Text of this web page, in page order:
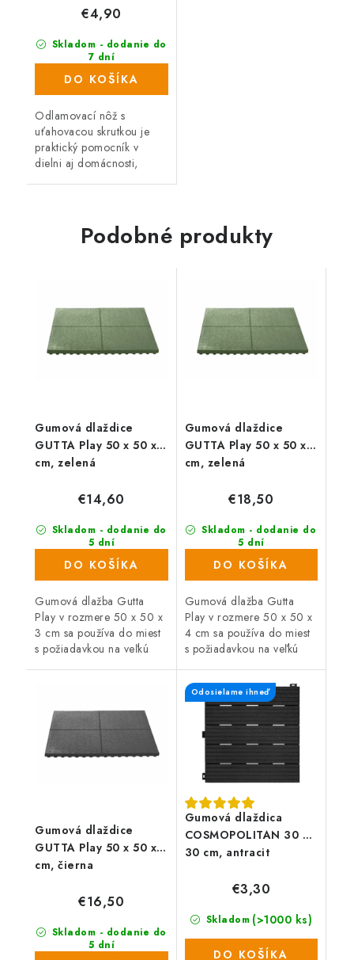
Skladom - dodanie do
7 dní
(67 ks)
€4,90
DO KOŠÍKA
Odlamovací nôž s
uťahovacou skrutkou je
praktický pomocník v
dielni aj domácnosti,
Podobné produkty
Gumová dlaždice
GUTTA Play 50 x 50 x 3
cm, zelená
Skladom - dodanie do
5 dní
(65 ks)
€14,60
DO KOŠÍKA
Gumová dlažba Gutta
Play v rozmere 50 x 50 x
3 cm sa používa do miest
s požiadavkou na veľkú
herne či...
Gumová dlaždice
GUTTA Play 50 x 50 x 4
cm, zelená
Skladom - dodanie do
5 dní
(581 ks)
€18,50
DO KOŠÍKA
Gumová dlažba Gutta
Play v rozmere 50 x 50 x
4 cm sa používa do miest
s požiadavkou na veľkú
ideálnou podlahovou
krytinou pre detské ihriská,
Gumová dlaždice
GUTTA Play 50 x 50 x 4
cm, čierna
Skladom - dodanie do
5 dní
€16,50
Gumová dlaždica
COSMOPOLITAN 30 x
30 cm, antracit
Odosielame ihneď
Skladom (>1000 ks)
€3,30
DO KOŠÍKA